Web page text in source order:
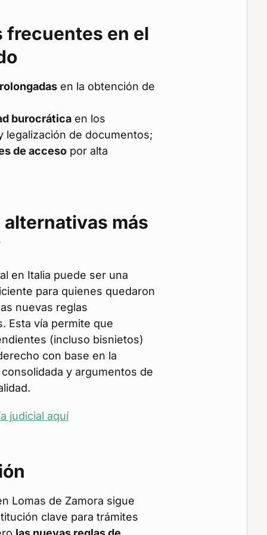
frecuentes en el
en la obtención de
burocrática en los
legalización de documentos;
de acceso por alta
alternativas más
en Italia puede ser una
para quienes quedaron
nuevas reglas
Esta vía permite que
(incluso bisnietos)
con base en la
y argumentos de
judicial aquí
Lomas de Zamora sigue
clave para trámites